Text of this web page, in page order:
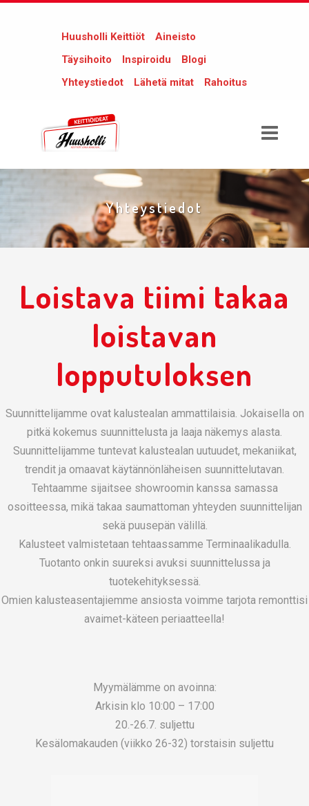
Huusholli Keittiöt
Aineisto
Täysihoito
Inspiroidu
Blogi
Yhteystiedot
Lähetä mitat Rahoitus
Yhteystiedot
Loistava tiimi takaa
loistavan
lopputuloksen
Suunnittelijamme ovat kalustealan ammattilaisia. Jokaisella on
pitkä kokemus suunnittelusta ja laaja näkemys alasta.
Suunnittelijamme tuntevat kalustealan uutuudet, mekaniikat,
trendit ja omaavat käytännönläheisen suunnittelutavan.
Tehtaamme sijaitsee showroomin kanssa samassa
osoitteessa, mikä takaa saumattoman yhteyden suunnittelijan
sekä puusepän välillä.
Kalusteet valmistetaan tehtaassamme Terminaalikadulla.
Tuotanto onkin suureksi avuksi suunnittelussa ja
tuotekehityksessä.
Omien kalusteasentajiemme ansiosta voimme tarjota remonttisi
avaimet-käteen periaatteella!
Myymälämme on avoinna:
Arkisin klo 10:00 – 17:00
20.-26.7. suljettu
Kesälomakauden (viikko 26-32) torstaisin suljettu